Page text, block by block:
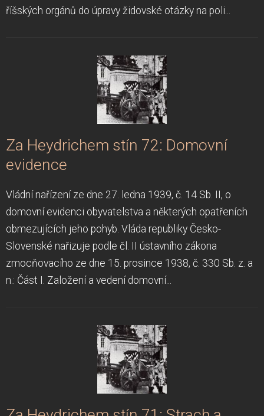
říšských orgánů do úpravy židovské otázky na poli...
Za Heydrichem stín 72: Domovní
evidence
Vládní nařízení ze dne 27. ledna 1939, č. 14 Sb. II, o
domovní evidenci obyvatelstva a některých opatřeních
obmezujících jeho pohyb. Vláda republiky Česko-
Slovenské nařizuje podle čl. II ústavního zákona
zmocňovacího ze dne 15. prosince 1938, č. 330 Sb. z. a
n.: Část I. Založení a vedení domovní...